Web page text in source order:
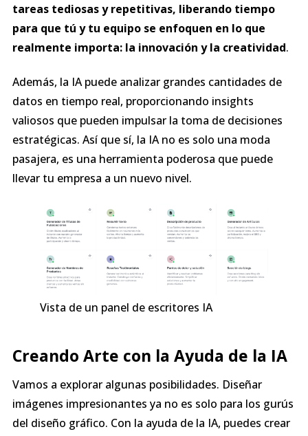
tareas tediosas y repetitivas, liberando tiempo
para que tú y tu equipo se enfoquen en lo que
realmente importa: la innovación y la creatividad.
Además, la IA puede analizar grandes cantidades de
datos en tiempo real, proporcionando insights
valiosos que pueden impulsar la toma de decisiones
estratégicas. Así que sí, la IA no es solo una moda
pasajera, es una herramienta poderosa que puede
llevar tu empresa a un nuevo nivel.
Vista de un panel de escritores IA
Creando Arte con la Ayuda de la IA
Vamos a explorar algunas posibilidades. Diseñar
imágenes impresionantes ya no es solo para los gurús
del diseño gráfico. Con la ayuda de la IA, puedes crear